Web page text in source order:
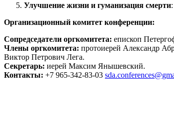
Улучшение жизни и гуманизация смерти
Организационный комитет конференции:
Сопредседатели оргкомитета: епископ
Члены оргкомитета: протоиерей Александр
Виктор Петрович Лега.
Секретарь: иерей Максим Янышевский.
Контакты: +7 965-342-83-03